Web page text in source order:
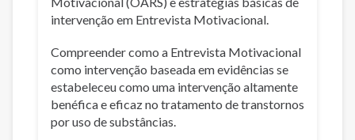
intervenção em Entrevista Motivacional.
Compreender como a Entrevista Motivacional
como intervenção baseada em evidências se
estabeleceu como uma intervenção altamente
benéfica e eficaz no tratamento de transtornos
por uso de substâncias.